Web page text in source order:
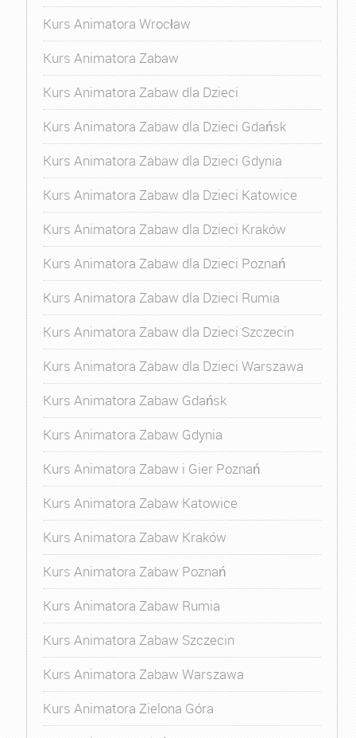
Kurs Animatora Wrocław
Kurs Animatora Zabaw
Kurs Animatora Zabaw dla Dzieci
Kurs Animatora Zabaw dla Dzieci Gdańsk
Kurs Animatora Zabaw dla Dzieci Gdynia
Kurs Animatora Zabaw dla Dzieci Katowice
Kurs Animatora Zabaw dla Dzieci Kraków
Kurs Animatora Zabaw dla Dzieci Poznań
Kurs Animatora Zabaw dla Dzieci Rumia
Kurs Animatora Zabaw dla Dzieci Szczecin
Kurs Animatora Zabaw dla Dzieci Warszawa
Kurs Animatora Zabaw Gdańsk
Kurs Animatora Zabaw Gdynia
Kurs Animatora Zabaw i Gier Poznań
Kurs Animatora Zabaw Katowice
Kurs Animatora Zabaw Kraków
Kurs Animatora Zabaw Poznań
Kurs Animatora Zabaw Rumia
Kurs Animatora Zabaw Szczecin
Kurs Animatora Zabaw Warszawa
Kurs Animatora Zielona Góra